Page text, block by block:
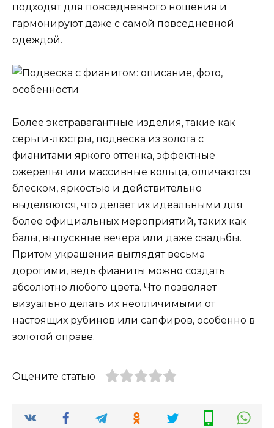
подходят для повседневного ношения и
гармонируют даже с самой повседневной
одеждой.
Более экстравагантные изделия, такие как
серьги-люстры, подвеска из золота с
фианитами яркого оттенка, эффектные
ожерелья или массивные кольца, отличаются
блеском, яркостью и действительно
выделяются, что делает их идеальными для
более официальных мероприятий, таких как
балы, выпускные вечера или даже свадьбы.
Притом украшения выглядят весьма
дорогими, ведь фианиты можно создать
абсолютно любого цвета. Что позволяет
визуально делать их неотличимыми от
настоящих рубинов или сапфиров, особенно в
золотой оправе.
Оцените статью